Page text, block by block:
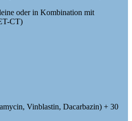
oder in Kombination mit
CT)
Vinblastin, Dacarbazin) + 30